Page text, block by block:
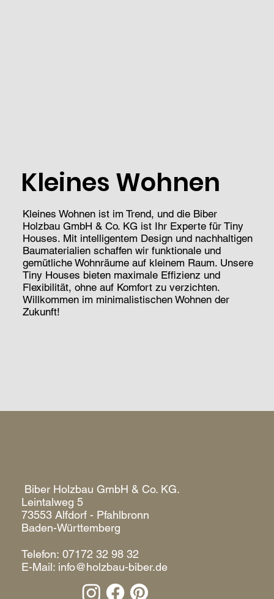
Kleines Wohnen
Kleines Wohnen ist im Trend, und die Biber
Holzbau GmbH & Co. KG ist Ihr Experte für Tiny
Houses. Mit intelligentem Design und nachhaltigen
Baumaterialien schaffen wir funktionale und
gemütliche Wohnräume auf kleinem Raum. Unsere
Tiny Houses bieten maximale Effizienz und
Flexibilität, ohne auf Komfort zu verzichten.
Willkommen im minimalistischen Wohnen der
Zukunft!
Biber Holzbau GmbH & Co. KG.
Leintalweg 5
73553 Alfdorf - Pfahlbronn
Baden-Württemberg
Telefon: 07172 32 98 32
E-Mail: info@holzbau-biber.de